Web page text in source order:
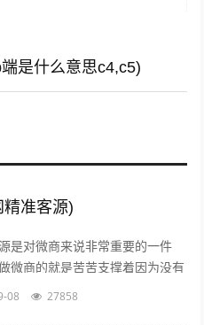
是什么意思c4,c5)
准客源)
是对微商来说非常重要的一件
微商的就是苦苦支撑着因为没有
如何找客源一直是一个不衰的话
08 27858